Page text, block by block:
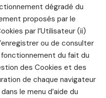
dégradé du
proposés par le
par l’Utilisateur (ii)
ou de consulter
du fait du
des Cookies et des
de chaque navigateur
le menu d’aide du